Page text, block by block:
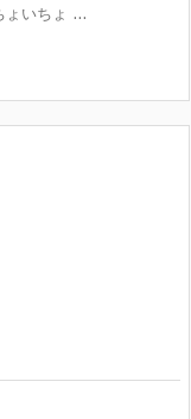
ょいちょ ...